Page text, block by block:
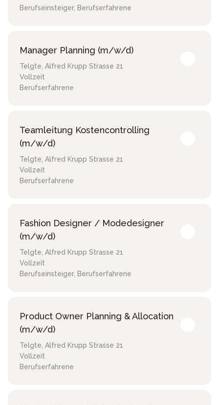
Berufseinsteiger, Berufserfahrene
Manager Planning (m/w/d)
Telgte, Alfred Krupp Strasse 21
Vollzeit
Berufserfahrene
Teamleitung Kostencontrolling
(m/w/d)
Telgte, Alfred Krupp Strasse 21
Vollzeit
Berufserfahrene
Fashion Designer / Modedesigner
(m/w/d)
Telgte, Alfred Krupp Strasse 21
Vollzeit
Berufseinsteiger, Berufserfahrene
Product Owner Planning & Allocation
(m/w/d)
Telgte, Alfred Krupp Strasse 21
Vollzeit
Berufserfahrene